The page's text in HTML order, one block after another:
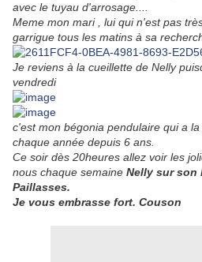
avec le tuyau d'arrosage....
Meme mon mari , lui qui n'est pas
garrigue tous les matins à sa
Je reviens à la cueillette de Nelly
vendredi
c'est mon bégonia pendulaire qui a
chaque année depuis 6 ans.
Ce soir dès 20heures allez voir les
nous chaque semaine Nelly sur son
Paillasses.
Je vous embrasse fort. Couson